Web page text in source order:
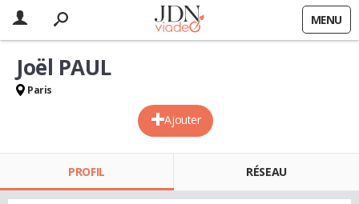
MENU
Ajouter
Joël PAUL
Paris
PROFIL RÉSEAU